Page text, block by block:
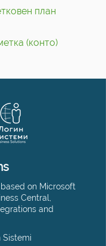
план
(конто)
on Microsoft
Central,
and
Sistemi